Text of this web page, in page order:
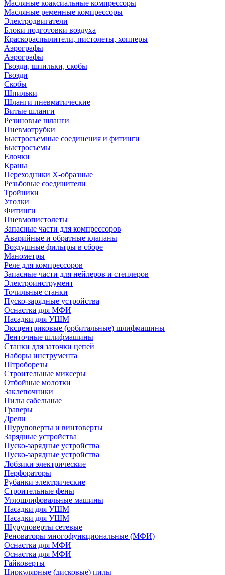
Масляные коаксиальные компрессоры
Масляные ременные компрессоры
Электродвигатели
Блоки подготовки воздуха
Краскораспылители, пистолеты, хопперы
Аэрографы
Аэрографы
Гвозди, шпильки, скобы
Гвозди
Скобы
Шпильки
Шланги пневматические
Витые шланги
Резиновые шланги
Пневмотрубки
Быстросъемные соединения и фитинги
Быстросъемы
Елочки
Краны
Переходники Х-образные
Резьбовые соединители
Тройники
Уголки
Фитинги
Пневмопистолеты
Запасные части для компрессоров
Аварийные и обратные клапаны
Воздушные фильтры в сборе
Манометры
Реле для компрессоров
Запасные части для нейлеров и степлеров
Электроинструмент
Точильные станки
Пуско-зарядные устройства
Оснастка для МФИ
Насадки для УШМ
Эксцентриковые (орбитальные) шлифмашины
Ленточные шлифмашины
Станки для заточки цепей
Наборы инструмента
Штроборезы
Строительные миксеры
Отбойные молотки
Заклепочники
Пилы сабельные
Граверы
Дрели
Шуруповерты и винтоверты
Зарядные устройства
Пуско-зарядные устройства
Пуско-зарядные устройства
Лобзики электрические
Перфораторы
Рубанки электрические
Строительные фены
Углошлифовальные машины
Насадки для УШМ
Насадки для УШМ
Шуруповерты сетевые
Реноваторы многофункциональные (МФИ)
Оснастка для МФИ
Оснастка для МФИ
Гайковерты
Циркулярные (дисковые) пилы